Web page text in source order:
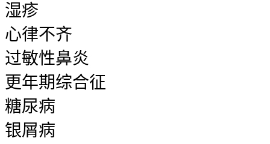
湿疹
心律不齐
过敏性鼻炎
更年期综合征
糖尿病
银屑病